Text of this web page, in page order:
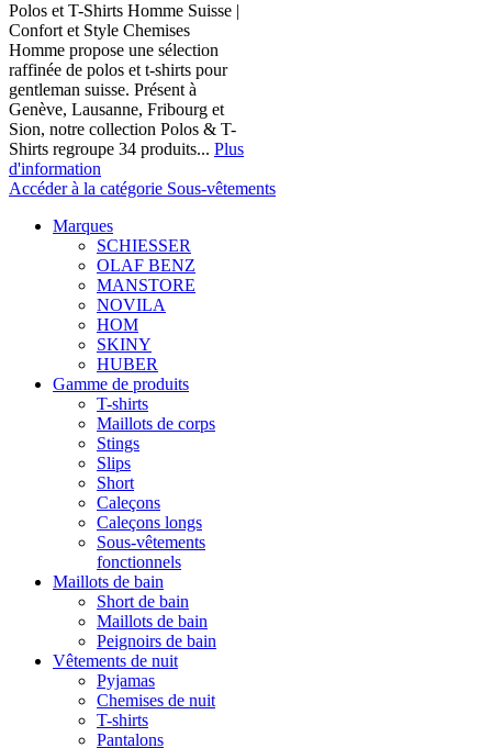
Polos et T-Shirts Homme Suisse |
Confort et Style Chemises
Homme propose une sélection
raffinée de polos et t-shirts pour
gentleman suisse. Présent à
Genève, Lausanne, Fribourg et
Sion, notre collection Polos & T-
Shirts regroupe 34 produits... Plus
d'information
Accéder à la catégorie Sous-vêtements
Marques
SCHIESSER
OLAF BENZ
MANSTORE
NOVILA
HOM
SKINY
HUBER
Gamme de produits
T-shirts
Maillots de corps
Stings
Slips
Short
Caleçons
Caleçons longs
Sous-vêtements
fonctionnels
Maillots de bain
Short de bain
Maillots de bain
Peignoirs de bain
Vêtements de nuit
Pyjamas
Chemises de nuit
T-shirts
Pantalons